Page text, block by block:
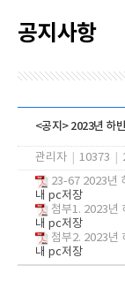
공지사항
<공지> 2023년 하
관리자 10373
23-67 2023년
내 pc저장
첨부1. 2023년
내 pc저장
첨부2. 2023년
내 pc저장